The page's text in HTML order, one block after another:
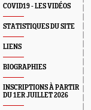
COVID19 - LES VIDÉOS
STATISTIQUES DU SITE
LIENS
BIOGRAPHIES
INSCRIPTIONS À PARTIR
DU 1ER JUILLET 2026